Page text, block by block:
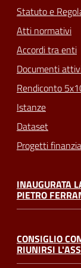
Statuto e
Atti normativi
Accordi tra enti
Documenti
Rendiconto
Istanze
Dataset
Progetti
INAUGURATA
PIETRO
CONSIGLIO
RIUNIRSI